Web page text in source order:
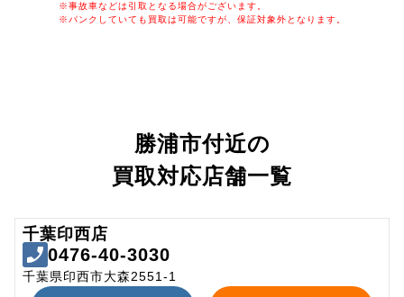
※事故車などは引取となる場合がございます。
※パンクしていても買取は可能ですが、保証対象外となります。
勝浦市付近の
買取対応店舗一覧
千葉印西店
0476-40-3030
千葉県印西市大森2551-1